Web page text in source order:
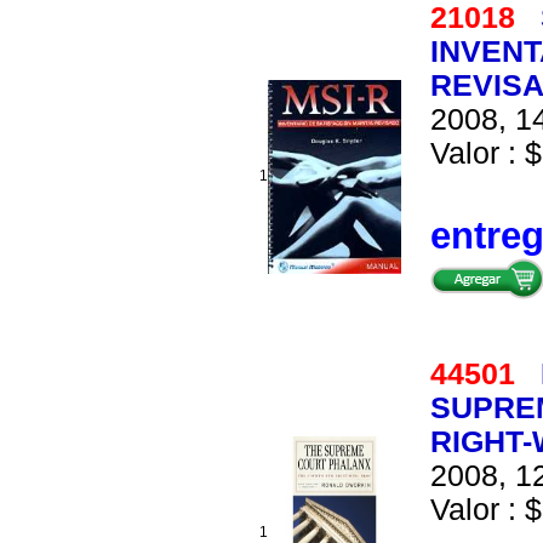
1
21018
2008,
Valor :
1
44501
2008,
Valor :